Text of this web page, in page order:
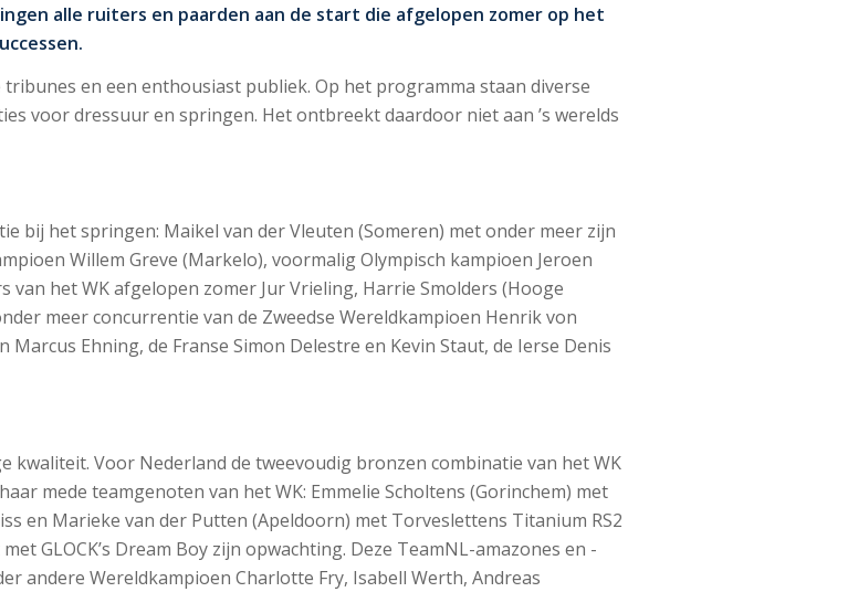
alle ruiters en paarden aan de start die afgelopen zomer op het
en een enthousiast publiek. Op het programma staan diverse
voor dressuur en springen. Het ontbreekt daardoor niet aan ’s werelds
bij het springen: Maikel van der Vleuten (Someren) met onder meer zijn
Willem Greve (Markelo), voormalig Olympisch kampioen Jeroen
van het WK afgelopen zomer Jur Vrieling, Harrie Smolders (Hooge
meer concurrentie van de Zweedse Wereldkampioen Henrik von
Ehning, de Franse Simon Delestre en Kevin Staut, de Ierse Denis
kwaliteit. Voor Nederland de tweevoudig bronzen combinatie van het WK
mede teamgenoten van het WK: Emmelie Scholtens (Gorinchem) met
en Marieke van der Putten (Apeldoorn) met Torveslettens Titanium RS2
GLOCK’s Dream Boy zijn opwachting. Deze TeamNL-amazones en -
andere Wereldkampioen Charlotte Fry, Isabell Werth, Andreas